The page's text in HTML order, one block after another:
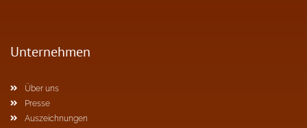
Unternehmen
Über uns
Presse
Auszeichnungen